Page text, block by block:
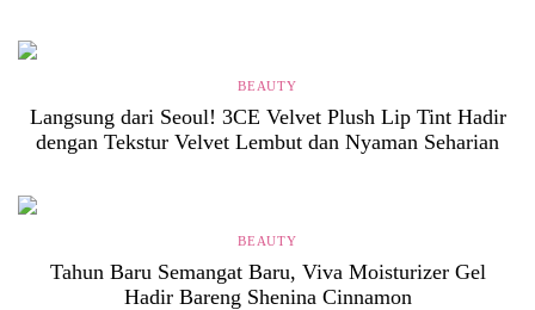
BEAUTY
Langsung dari Seoul! 3CE Velvet Plush Lip Tint Hadir
dengan Tekstur Velvet Lembut dan Nyaman Seharian
BEAUTY
Tahun Baru Semangat Baru, Viva Moisturizer Gel
Hadir Bareng Shenina Cinnamon